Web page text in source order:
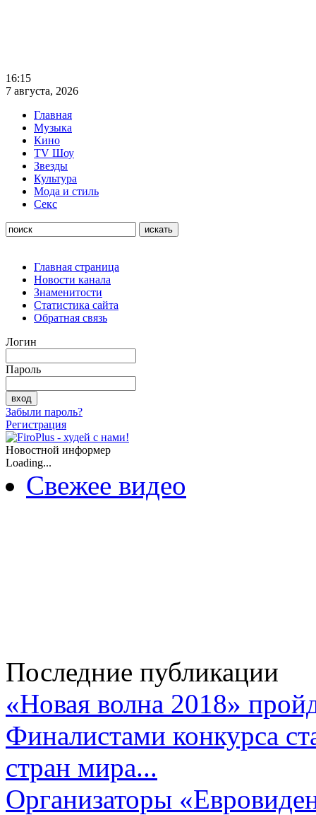
16:15
7 августа, 2026
Главная
Музыка
Кино
TV Шоу
Звезды
Культура
Мода и стиль
Секс
Главная страница
Новости канала
Знаменитости
Статистика сайта
Обратная связь
Логин
Пароль
Забыли пароль?
Регистрация
Новостной информер
Loading...
Свежее видео
Последние публикации
«Новая волна 2018»
Финалистами конкурса
стран мира...
Организаторы